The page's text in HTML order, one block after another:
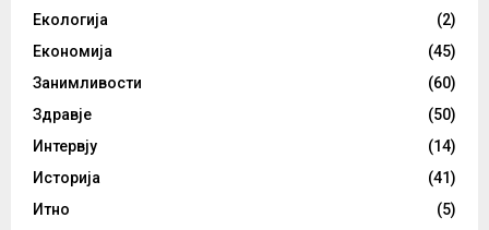
Екологија
(2)
Економија
(45)
Занимливости
(60)
Здравје
(50)
Интервју
(14)
Историја
(41)
Итно
(5)